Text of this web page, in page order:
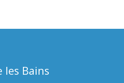
les Bains